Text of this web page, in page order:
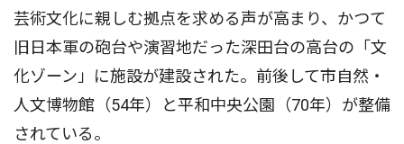
芸術文化に親しむ拠点を求める声が高まり、かつて
旧日本軍の砲台や演習地だった深田台の高台の「文
化ゾーン」に施設が建設された。前後して市自然・
人文博物館（54年）と平和中央公園（70年）が整備
されている。